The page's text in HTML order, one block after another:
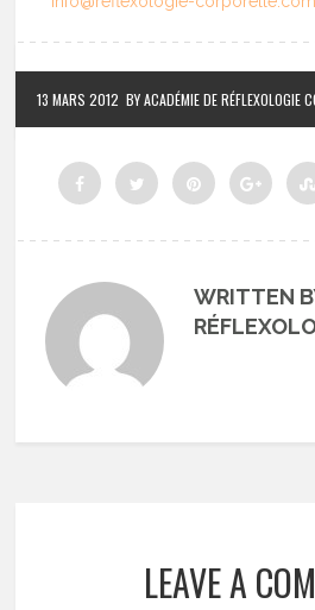
13 MARS 2012 BY ACADÉMIE DE RÉFLEXOLOGIE
WRITTEN
LEAVE A